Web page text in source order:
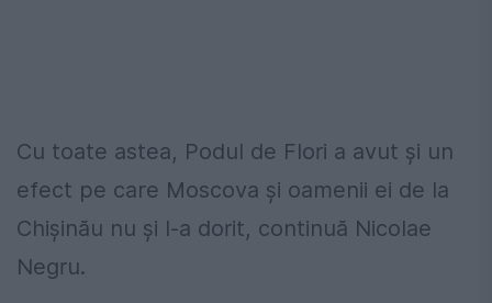
Cu toate astea, Podul de Flori a avut și un
efect pe care Moscova și oamenii ei de la
Chișinău nu și l-a dorit, continuă Nicolae
Negru.